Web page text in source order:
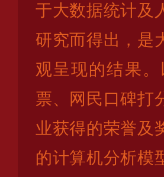
于大数据统计及
研究而得出，是
观呈现的结果
票、网民口碑打
业获得的荣誉及
的计算机分析模